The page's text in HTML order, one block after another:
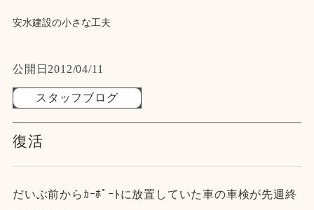
安水建設の小さな工夫
公開日 2012/04/11
スタッフブログ
復活
だいぶ前からｶｰﾎﾟｰﾄに放置していた車の車検が先週終